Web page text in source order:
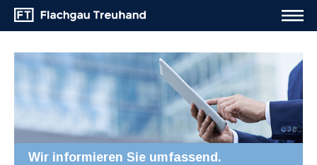
Wir informieren Sie umfassend.